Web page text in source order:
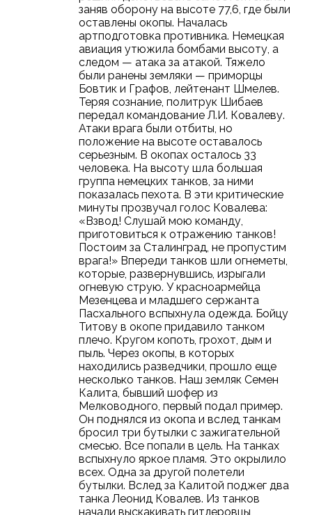
заняв оборону на высоте 77,6, где были
оставлены окопы. Началась
артподготовка противника. Немецкая
авиация утюжила бомбами высоту, а
следом — атака за атакой. Тяжело
были ранены земляки — приморцы
Бовтик и Графов, лейтенант Шмелев.
Теряя сознание, политрук Шибаев
передал командование Л.И. Ковалеву.
Атаки врага были отбиты, но
положение на высоте оставалось
серьезным. В окопах осталось 33
человека. На высоту шла большая
группа немецких танков, за ними
показалась пехота. В эти критические
минуты прозвучал голос Ковалева:
«Взвод! Слушай мою команду,
приготовиться к отражению танков!
Постоим за Сталинград, не пропустим
врага!» Впереди танков шли огнеметы,
которые, развернувшись, изрыгали
огневую струю. У красноармейца
Мезенцева и младшего сержанта
Пасхального вспыхнула одежда. Бойцу
Титову в окопе придавило танком
плечо. Кругом копоть, грохот, дым и
пыль. Через окопы, в которых
находились разведчики, прошло еще
несколько танков. Наш земляк Семен
Калита, бывший шофер из
Мелководного, первый подал пример.
Он поднялся из окопа и вслед танкам
бросил три бутылки с зажигательной
смесью. Все попали в цель. На танках
вспыхнуло яркое пламя. Это окрылило
всех. Одна за другой полетели
бутылки. Вслед за Калитой поджег два
танка Леонид Ковалев. Из танков
начали выскакивать гитлеровцы,